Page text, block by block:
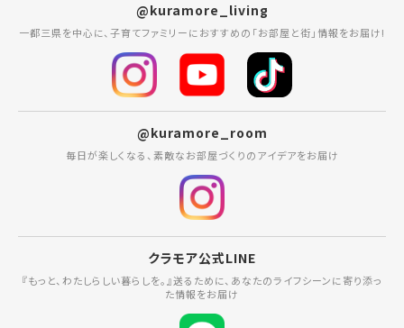
@kuramore_living
一都三県を中心に、子育てファミリーにおすすめの「お部屋と街」情報をお届け!
@kuramore_room
毎日が楽しくなる、素敵なお部屋づくりのアイデアをお届け
クラモア公式LINE
『もっと、わたしらしい暮らしを。』送るために、あなたのライフシーンに寄り添っ
た情報をお届け